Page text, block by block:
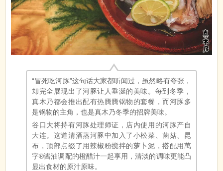
“冒死吃河豚”这句话大家都听闻过，虽然略有夸张，
却完全展现出了河豚让人垂涎的美味。每到冬季，
真木乃都会推出配有热腾腾锅物的套餐，而河豚多
是锅物的主角，也是真木乃冬季的招牌美味。
谷口大将持有河豚处理师证，店内使用的河豚产自
大连。这道清酒蒸河豚中加入了小松菜、菌菇、昆
布，顶部点缀了用辣椒粉搅拌的萝卜泥，搭配用萬
字®酱油调配的橙醋汁一起享用，清淡的调味更能凸
显出食材的原汁原味。